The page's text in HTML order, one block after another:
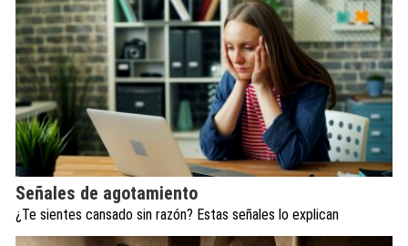
Señales de agotamiento
¿Te sientes cansado sin razón? Estas señales lo explican